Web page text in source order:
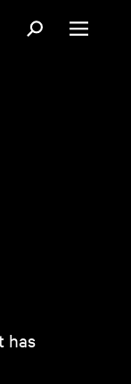
Open search
Open menu
has